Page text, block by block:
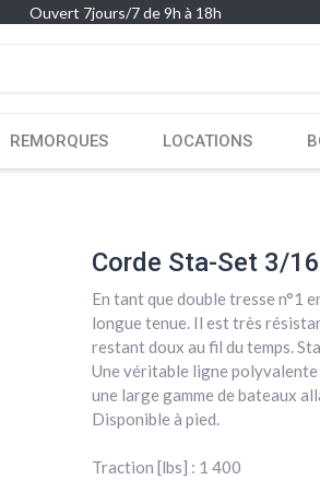
Ouvert 7jours/7 de 9h à 18h
REMORQUES LOCATIONS
Corde Sta-Set 3/
En tant que double tresse n°1
longue tenue. Il est très
restant doux au fil du temps.
Une véritable ligne
une large gamme de bateaux
Disponible à pied.
Traction [lbs] : 1 400